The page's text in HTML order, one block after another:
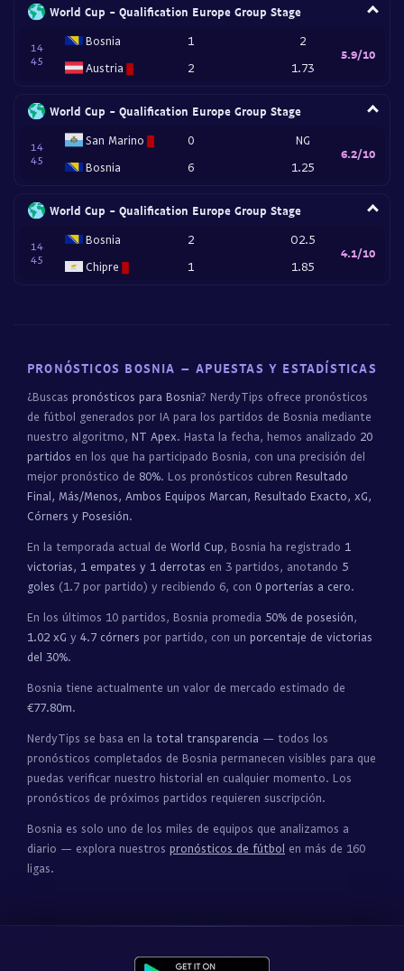
World Cup - Qualification Europe Group Stage
14
45
Bosnia
Austria
1
2
2
1.73
5.9/10
World Cup - Qualification Europe Group Stage
14
45
San Marino
Bosnia
0
6
NG
1.25
6.2/10
World Cup - Qualification Europe Group Stage
14
45
Bosnia
Chipre
2
1
O2.5
1.85
4.1/10
PRONÓSTICOS BOSNIA – APUESTAS Y ESTADÍSTICAS
¿Buscas pronósticos para Bosnia? NerdyTips ofrece pronósticos
de fútbol generados por IA para los partidos de Bosnia mediante
nuestro algoritmo, NT Apex. Hasta la fecha, hemos analizado 20
partidos en los que ha participado Bosnia, con una precisión del
mejor pronóstico de 80%. Los pronósticos cubren Resultado
Final, Más/Menos, Ambos Equipos Marcan, Resultado Exacto, xG,
Córners y Posesión.
En la temporada actual de World Cup, Bosnia ha registrado 1
victorias, 1 empates y 1 derrotas en 3 partidos, anotando 5
goles (1.7 por partido) y recibiendo 6, con 0 porterías a cero.
En los últimos 10 partidos, Bosnia promedia 50% de posesión,
1.02 xG y 4.7 córners por partido, con un porcentaje de victorias
del 30%.
Bosnia tiene actualmente un valor de mercado estimado de
€77.80m.
NerdyTips se basa en la total transparencia — todos los
pronósticos completados de Bosnia permanecen visibles para que
puedas verificar nuestro historial en cualquier momento. Los
pronósticos de próximos partidos requieren suscripción.
Bosnia es solo uno de los miles de equipos que analizamos a
diario — explora nuestros pronósticos de fútbol en más de 160
ligas.